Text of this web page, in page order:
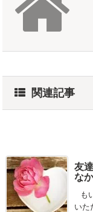
関連記事
友
な
も
いた